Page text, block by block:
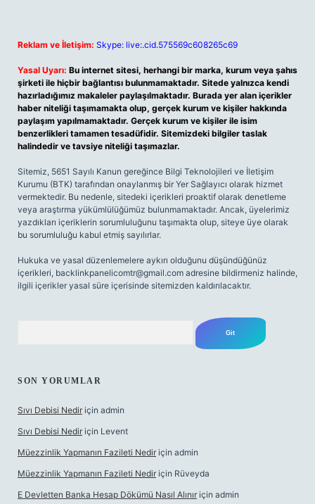
Reklam ve İletişim: Skype: live:.cid.575569c608265c69
Yasal Uyarı: Bu internet sitesi, herhangi bir marka, kurum veya şahıs
şirketi ile hiçbir bağlantısı bulunmamaktadır. Sitede yalnızca kendi
hazırladığımız makaleler paylaşılmaktadır. Burada yer alan içerikler
haber niteliği taşımamakta olup, gerçek kurum ve kişiler hakkında
paylaşım yapılmamaktadır. Gerçek kurum ve kişiler ile isim
benzerlikleri tamamen tesadüfidir. Sitemizdeki bilgiler taslak
halindedir ve tavsiye niteliği taşımazlar.
Sitemiz, 5651 Sayılı Kanun gereğince Bilgi Teknolojileri ve İletişim
Kurumu (BTK) tarafından onaylanmış bir Yer Sağlayıcı olarak hizmet
vermektedir. Bu nedenle, sitedeki içerikleri proaktif olarak denetleme
veya araştırma yükümlülüğümüz bulunmamaktadır. Ancak, üyelerimiz
yazdıkları içeriklerin sorumluluğunu taşımakta olup, siteye üye olarak
bu sorumluluğu kabul etmiş sayılırlar.
Hukuka ve yasal düzenlemelere aykırı olduğunu düşündüğünüz
içerikleri, backlinkpanelicomtr@gmail.com adresine bildirmeniz halinde,
ilgili içerikler yasal süre içerisinde sitemizden kaldırılacaktır.
SON YORUMLAR
Sıvı Debisi Nedir için admin
Sıvı Debisi Nedir için Levent
Müezzinlik Yapmanın Fazileti Nedir için admin
Müezzinlik Yapmanın Fazileti Nedir için Rüveyda
E Devletten Banka Hesap Dökümü Nasıl Alınır için admin